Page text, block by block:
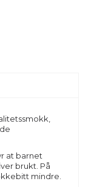
at barnet
brukt. På
mindre.